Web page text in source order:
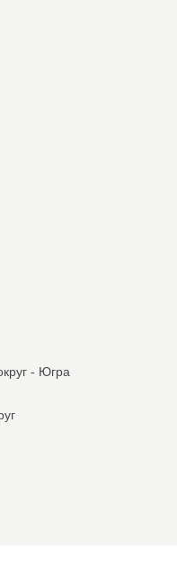
- Югра